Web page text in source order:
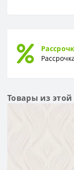
Товары из